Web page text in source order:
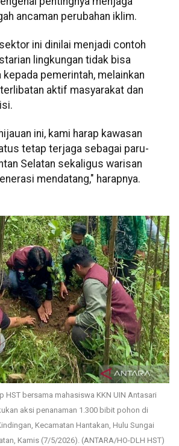
ancaman perubahan iklim.
ini dinilai menjadi contoh
lingkungan tidak bisa
kepada pemerintah, melainkan
aktif masyarakat dan
ini, kami harap kawasan
tetap terjaga sebagai paru-
Selatan sekaligus warisan
mendatang," harapnya.
HST bersama mahasiswa KKN UIN Antasari
aksi penanaman 1.300 bibit pohon di
Kecamatan Hantakan, Hulu Sungai
Kamis (7/5/2026). (ANTARA/HO-DLH HST)